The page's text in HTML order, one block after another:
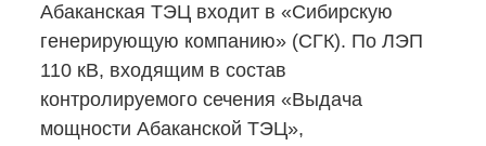
Абаканская ТЭЦ входит в «Сибирскую
генерирующую компанию» (СГК). По ЛЭП
110 кВ, входящим в состав
контролируемого сечения «Выдача
мощности Абаканской ТЭЦ»,